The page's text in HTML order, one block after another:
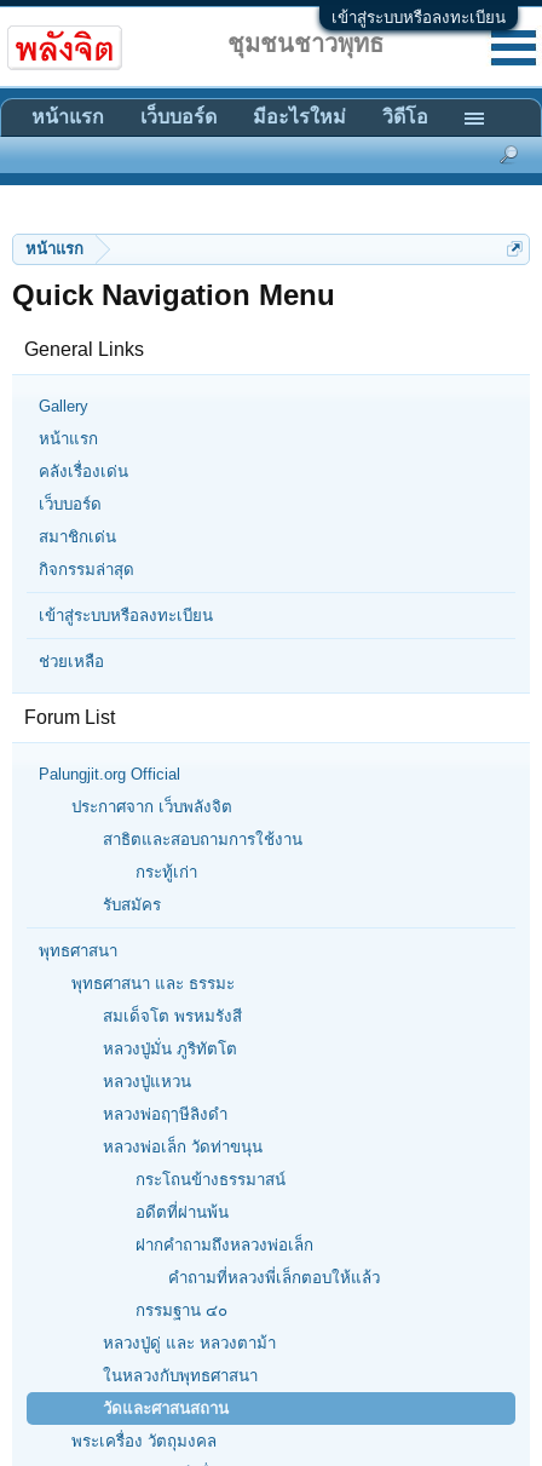
เข้าสู่ระบบหรือลงทะเบียน
หน้าแรก
Quick Navigation Menu
General Links
Gallery
หน้าแรก
คลังเรื่องเด่น
เว็บบอร์ด
สมาชิกเด่น
กิจกรรมล่าสุด
เข้าสู่ระบบหรือลงทะเบียน
ช่วยเหลือ
Forum List
Palungjit.org Official
ประกาศจาก เว็บพลังจิต
สาธิตและสอบถามการใช้งาน
กระทู้เก่า
รับสมัคร
พุทธศาสนา
พุทธศาสนา และ ธรรมะ
สมเด็จโต พรหมรังสี
หลวงปู่มั่น ภูริทัตโต
หลวงปู่แหวน
หลวงพ่อฤๅษีลิงดำ
หลวงพ่อเล็ก วัดท่าขนุน
กระโถนข้างธรรมาสน์
อดีตที่ผ่านพ้น
ฝากคำถามถึงหลวงพ่อเล็ก
คำถามที่หลวงพี่เล็กตอบให้แล้ว
กรรมฐาน ๔๐
หลวงปู่ดู่ และ หลวงตาม้า
ในหลวงกับพุทธศาสนา
วัดและศาสนสถาน
พระเครื่อง วัตถุมงคล
ชุมชนชาวพุทธ
หน้าแรก เว็บบอร์ด มีอะไรใหม่ วิดีโอ